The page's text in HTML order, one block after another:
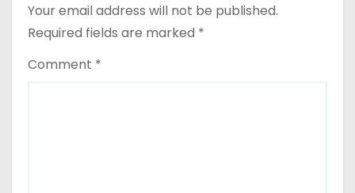
Your email address will not be published.
Required fields are marked *
Comment *